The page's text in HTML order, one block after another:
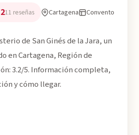
11 reseñas Cartagena Convento
de San Ginés de la Jara, un
en Cartagena, Región de
3.2/5. Información completa,
y cómo llegar.